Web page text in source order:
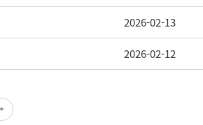
2026-02-13
2026-02-12